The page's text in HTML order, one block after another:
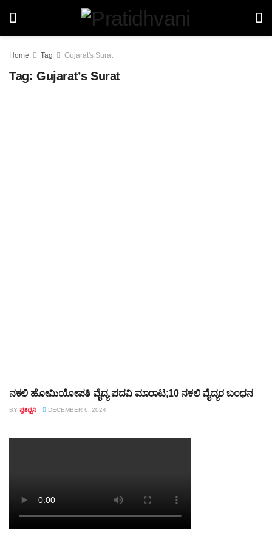
Home Tag Gujarat's Surat
Tag: Gujarat’s Surat
TOP STORY
ನಕಲಿ ಹೋಮಿಯೋಪತಿ ವೈದ್ಯ ಪದವಿ ಮಾರಾಟ;10 ನಕಲಿ ವೈದ್ಯರ ಬಂಧನ
BY ಪ್ರತಿಧ್ವನಿ DECEMBER 6, 2024